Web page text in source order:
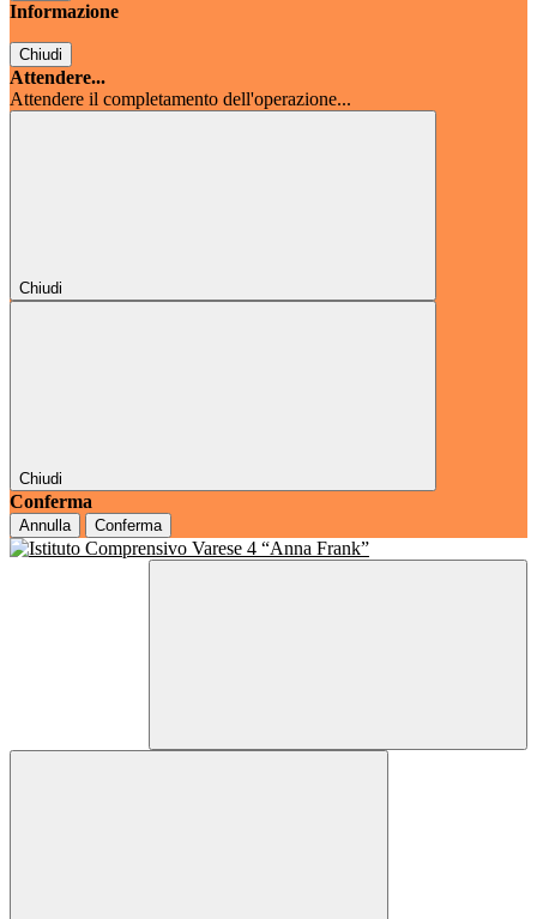
Informazione
Chiudi
Attendere...
Attendere il completamento dell'operazione...
Chiudi
Chiudi
Conferma
Annulla Conferma